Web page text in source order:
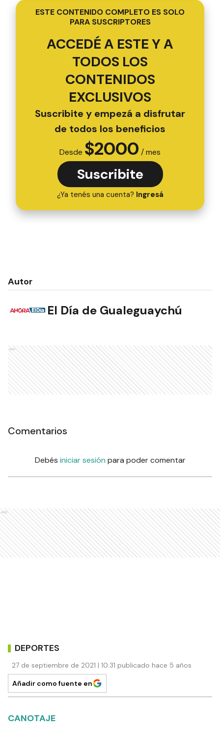
ESTE CONTENIDO COMPLETO ES SOLO
PARA SUSCRIPTORES
ACCEDÉ A ESTE Y A
TODOS LOS
CONTENIDOS
EXCLUSIVOS
Suscribite y empezá a disfrutar
de todos los beneficios
Desde $2000 / mes
Suscribite
¿Ya tenés una cuenta? Ingresá
Autor
El Día de Gualeguaychú
Ads
Comentarios
Debés iniciar sesión para poder comentar
Ads
DEPORTES
27 de septiembre de 2021 | 10:31 publicado hace 5 años
Añadir como fuente en
CANOTAJE